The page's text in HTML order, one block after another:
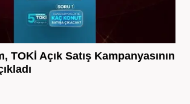
TOKİ Açık Satış Kampanyasının